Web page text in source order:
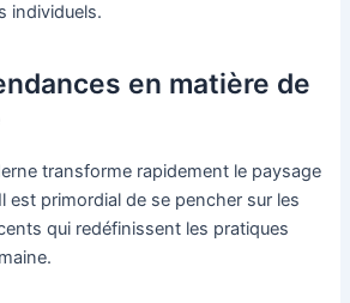
individuels.
en matière de
transforme rapidement le paysage
est primordial de se pencher sur les
qui redéfinissent les pratiques